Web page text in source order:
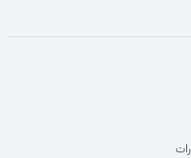
opens in new window